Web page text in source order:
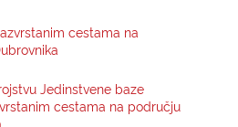
KONTAKTI
cestama na
Jedinstvene baze
cestama na području